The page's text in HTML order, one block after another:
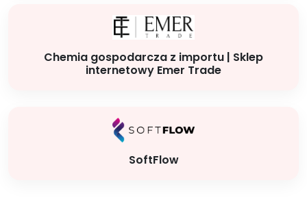
Chemia gospodarcza z importu | Sklep
internetowy Emer Trade
SoftFlow